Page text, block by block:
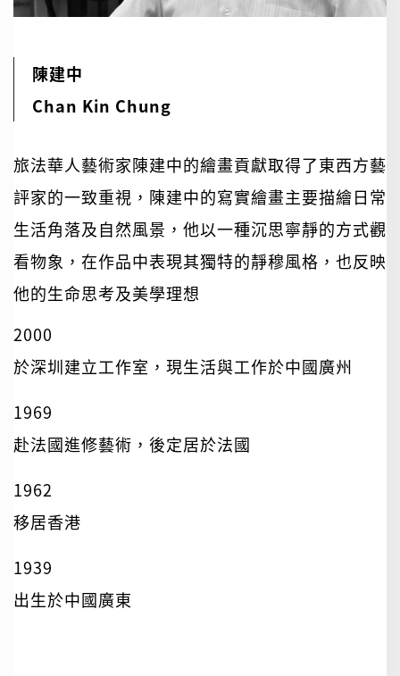
陳建中
Chan Kin Chung
旅法華人藝術家陳建中的繪畫貢獻取得了東西方藝
評家的一致重視，陳建中的寫實繪畫主要描繪日常
生活角落及自然風景，他以一種沉思寧靜的方式觀
看物象，在作品中表現其獨特的靜穆風格，也反映
他的生命思考及美學理想
2000
於深圳建立工作室，現生活與工作於中國廣州
1969
赴法國進修藝術，後定居於法國
1962
移居香港
1939
出生於中國廣東